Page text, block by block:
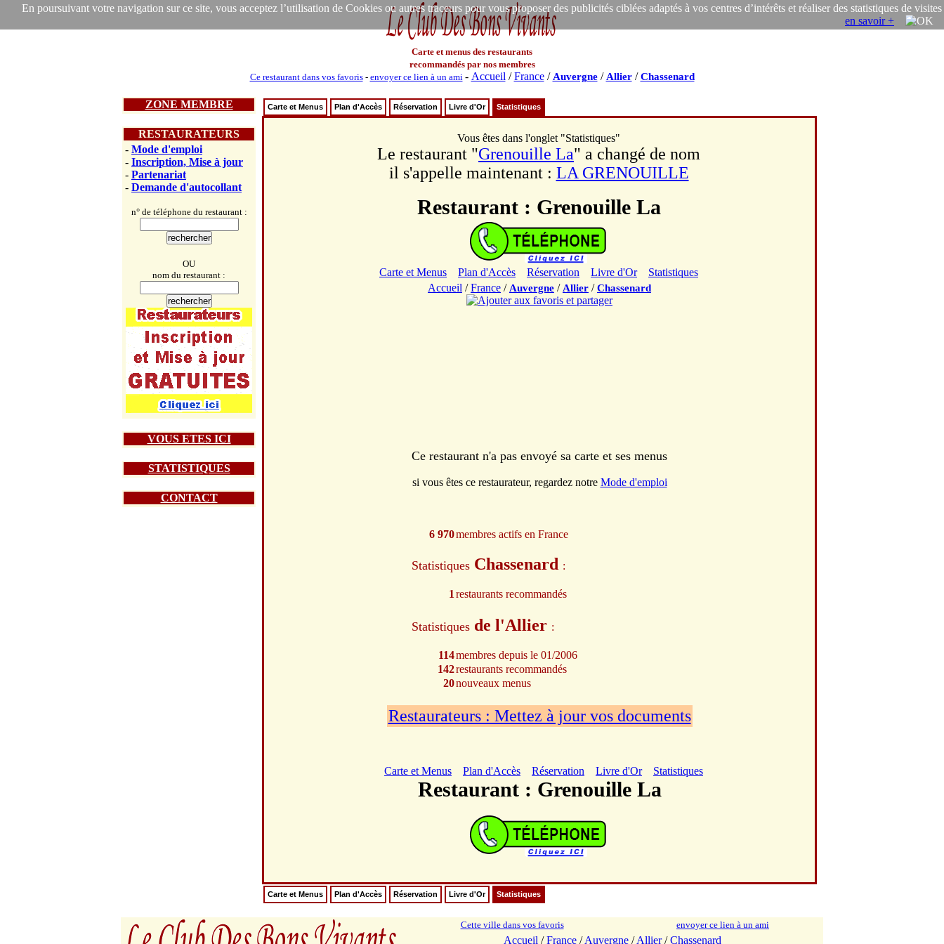
En poursuivant votre navigation sur ce site, vous acceptez l’utilisation de Cookies ou autres traceurs pour vous proposer des publicités ciblées adaptés à vos centres d’intérêts et réaliser des statistiques de visites
en savoir +
Carte et menus des restaurants
recommandés par nos membres
Ce restaurant dans vos favoris- envoyer ce lien à un ami - Accueil /France/ Auvergne/ Allier/Chassenard
ZONE MEMBRE
RESTAURATEURS
- Mode d'emploi
- Inscription, Mise à jour
- Partenariat
- Demande d'autocollant
n° de téléphone du restaurant :
OU
nom du restaurant :
VOUS ETES ICI
STATISTIQUES
CONTACT
Carte et Menus Plan d'Accès Réservation Livre d'Or Statistiques
Vous êtes dans l'onglet "Statistiques"
Le restaurant "Grenouille La" a changé de nom
il s'appelle maintenant : LA GRENOUILLE
Restaurant : Grenouille La
Carte et Menus Plan d'Accès Réservation Livre d'Or
Statistiques
Accueil /France / Auvergne / Allier /Chassenard
Ce restaurant n'a pas envoyé sa carte et ses menus
si vous êtes ce restaurateur, regardez notre Mode d'emploi
6 970membres actifs en France
Statistiques Chassenard :
1 restaurants recommandés
Statistiques de l'Allier :
114membres depuis le 01/2006
142restaurants recommandés
20nouveaux menus
Restaurateurs : Mettez à jour vos documents
Carte et Menus Plan d'Accès Réservation Livre d'Or Statistiques
Restaurant : Grenouille La
Carte et Menus Plan d'Accès Réservation Livre d'Or Statistiques
Cette ville dans vos favoris envoyer ce lien à un ami
Accueil /France /Auvergne /Allier/Chassenard